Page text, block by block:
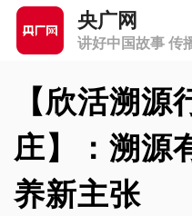
央广网
讲好中国故事 传
【欣活溯
庄】：溯源
养新主张